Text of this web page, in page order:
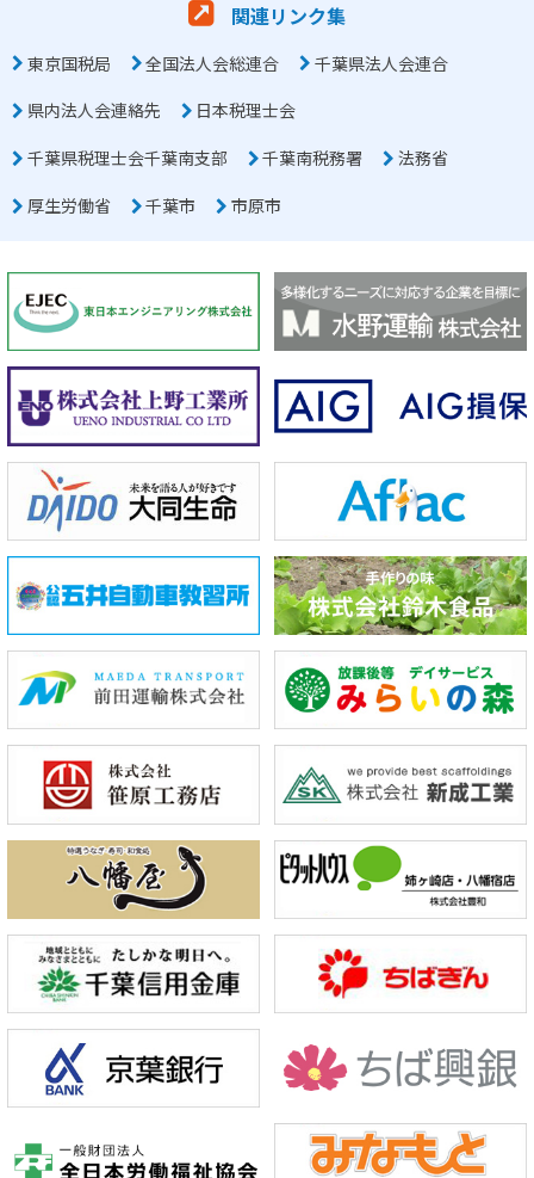
関連リンク集
東京国税局 全国法人会総連合
千葉県法人会連合
県内法人会連絡先
日本税理士会
千葉県税理士会千葉南支部
千葉南税務署
法務省
厚生労働省
千葉市 市原市